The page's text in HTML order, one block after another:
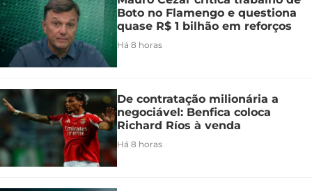
Boto no Flamengo e questiona
quase R$ 1 bilhão em reforços
Há 8 horas
De contratação milionária a
negociável: Benfica coloca
Richard Ríos à venda
Há 8 horas